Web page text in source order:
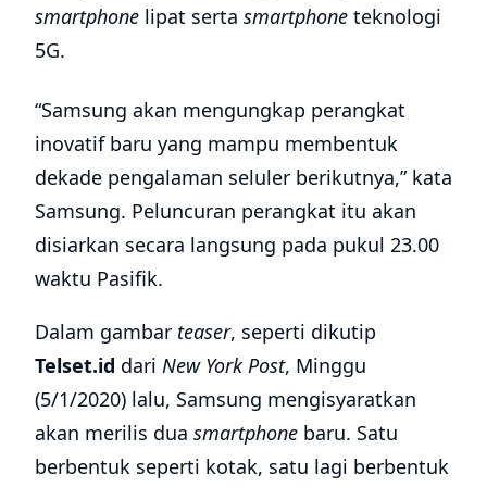
smartphone lipat serta smartphone teknologi
5G.
“Samsung akan mengungkap perangkat
inovatif baru yang mampu membentuk
dekade pengalaman seluler berikutnya,” kata
Samsung. Peluncuran perangkat itu akan
disiarkan secara langsung pada pukul 23.00
waktu Pasifik.
Dalam gambar teaser, seperti dikutip
Telset.id dari New York Post, Minggu
(5/1/2020) lalu, Samsung mengisyaratkan
akan merilis dua smartphone baru. Satu
berbentuk seperti kotak, satu lagi berbentuk